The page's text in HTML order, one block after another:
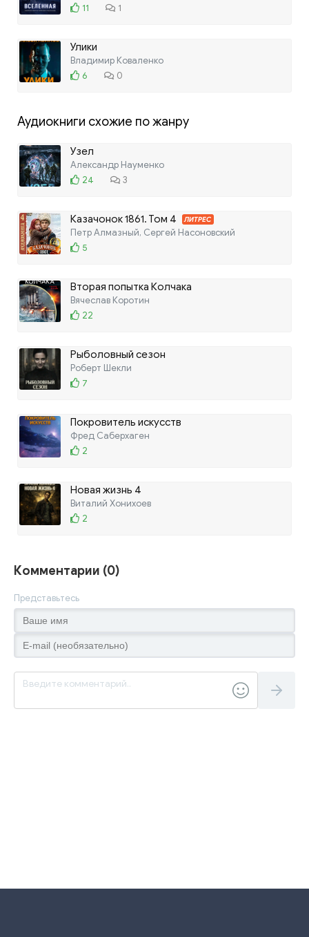
11
1
Улики
Владимир Коваленко
6
0
Аудиокниги схожие по жанру
Узел
Александр Науменко
24
3
Казачонок 1861. Том 4 ЛИТРЕС
Петр Алмазный, Сергей Насоновский
5
Вторая попытка Колчака
Вячеслав Коротин
22
Рыболовный сезон
Роберт Шекли
7
Покровитель искусств
Фред Саберхаген
2
Новая жизнь 4
Виталий Хонихоев
2
Комментарии (0)
Представьтесь